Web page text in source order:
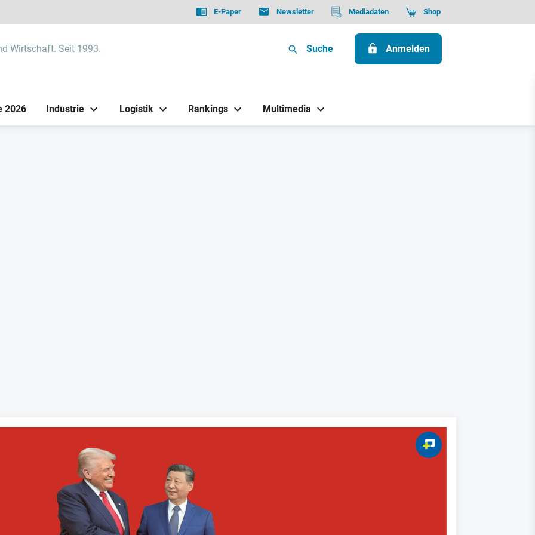
E-Paper Newsletter Mediadaten Shop
Wirtschaft. Seit 1993. Suche Anmelden
2026 Industrie Logistik Rankings Multimedia